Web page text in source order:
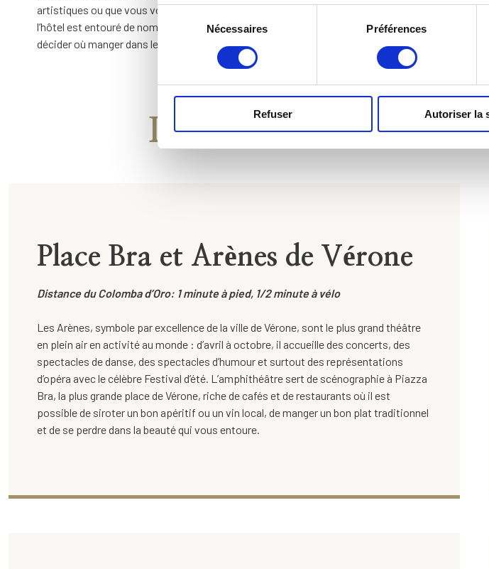
Sélection
du
consentement
Nécessaires Préférences
Refuser Autoriser la
artistiques ou que vous vouliez admirer le merveilleux panorama de la ville. De plus,
l’hôtel est entouré de nombreux des meilleurs restaurants de Vérone : au moment de
décider où manger dans les environs, vous aurez l’embarras du choix !
Dans les environs de
Place Bra et Arènes de Vérone
Distance du Colomba d’Oro: 1 minute à pied, 1/2 minute à vélo
Les Arènes, symbole par excellence de la ville de Vérone, sont le plus grand théâtre
en plein air en activité au monde : d’avril à octobre, il accueille des concerts, des
spectacles de danse, des spectacles d’humour et surtout des représentations
d’opéra avec le célèbre Festival d’été. L’amphithéâtre sert de scénographie à Piazza
Bra, la plus grande place de Vérone, riche de cafés et de restaurants où il est
possible de siroter un bon apéritif ou un vin local, de manger un bon plat traditionnel
et de se perdre dans la beauté qui vous entoure.